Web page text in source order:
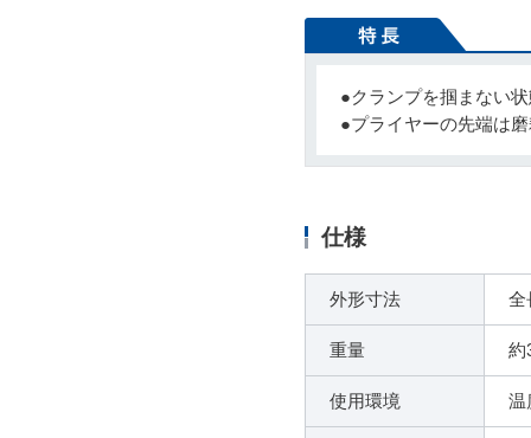
●クランプを掴まない
●プライヤーの先端は
仕様
外形寸法 全
重量 約
使用環境 温